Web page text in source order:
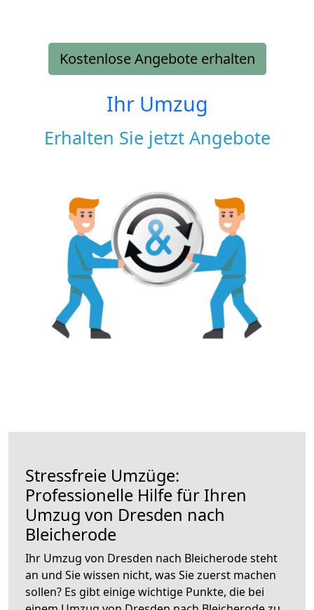
Kostenlose Angebote erhalten
Ihr Umzug
Erhalten Sie jetzt Angebote
Stressfreie Umzüge:
Professionelle Hilfe für Ihren
Umzug von Dresden nach
Bleicherode
Ihr Umzug von Dresden nach Bleicherode steht
an und Sie wissen nicht, was Sie zuerst machen
sollen? Es gibt einige wichtige Punkte, die bei